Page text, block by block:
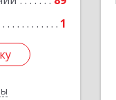
1
Подробнее